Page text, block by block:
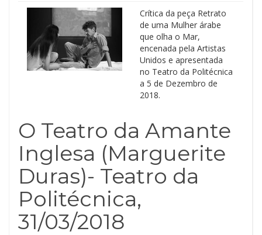
Crítica da peça Retrato
de uma Mulher árabe
que olha o Mar,
encenada pela Artistas
Unidos e apresentada
no Teatro da Politécnica
a 5 de Dezembro de
2018.
O Teatro da Amante
Inglesa (Marguerite
Duras)- Teatro da
Politécnica,
31/03/2018